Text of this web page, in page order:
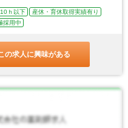
ｈ以下
産休・育休取得実績有り
採用中
の求人に興味がある